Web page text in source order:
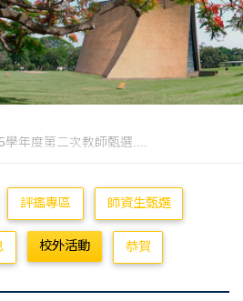
學年度第二次教師甄選....
評鑑專區 師資生甄選
校外活動 恭賀